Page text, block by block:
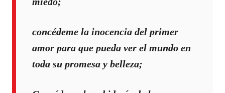
concédeme la inocencia del primer
amor para que pueda ver el mundo en
toda su promesa y belleza;